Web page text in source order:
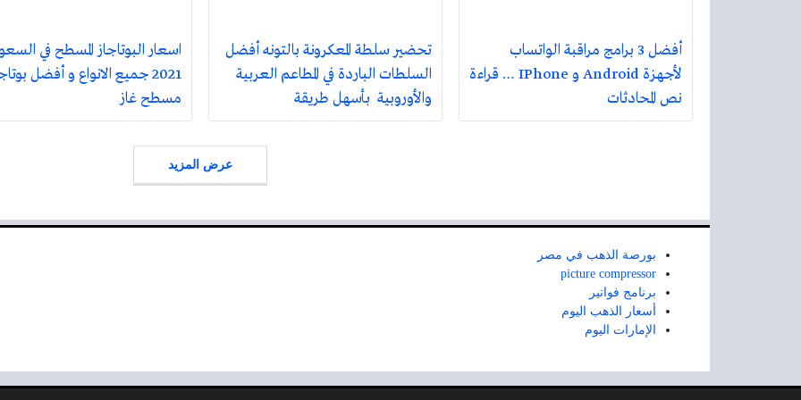
أفضل 3 برامج مراقبة الواتساب
لأجهزة Android و IPhone … قراءة
نص المحادثات
تحضير سلطة المعكرونة بالتونه أفضل
السلطات الباردة في المطاعم العربية
والأوروبية بأسهل طريقة
اسعار البوتاجاز المسطح في
2021 جميع الانواع و أفضل
مسطح غاز
عرض المزيد
بورصة الذهب في مصر
picture compressor
برنامج فواتير
أسعار الذهب اليوم
الإمارات اليوم